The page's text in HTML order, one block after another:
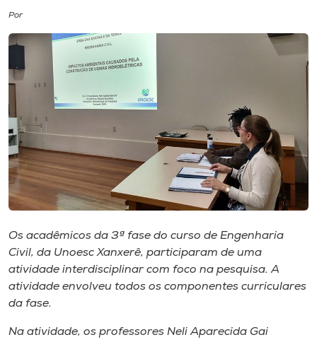
Cultura
CPA
Biblioteca
Editora
Rádio
Unoesc
Store
Por
Os acadêmicos da 3ª fase do curso de Engenharia
Civil, da Unoesc Xanxerê, participaram de uma
atividade interdisciplinar com foco na pesquisa. A
atividade envolveu todos os componentes curriculares
da fase.
Na atividade, os professores Neli Aparecida Gai